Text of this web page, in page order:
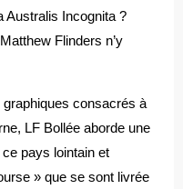
Australis Incognita ?
Flinders n’y
consacrés à
LF Bollée aborde une
ce pays lointain et
» que se sont livrée